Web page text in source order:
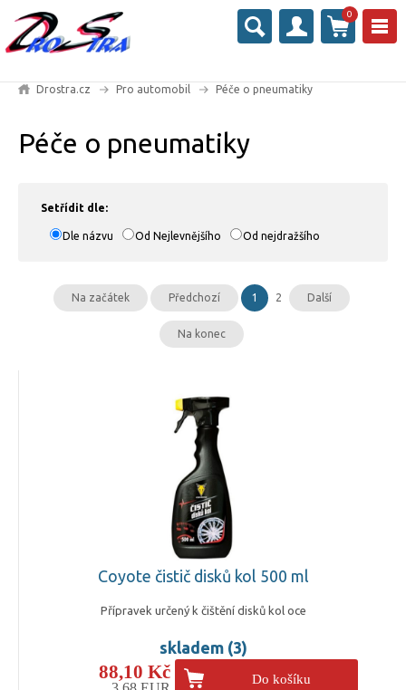
0
Drostra.cz Pro automobil Péče o pneumatiky
Péče o pneumatiky
Setřídit dle:
Dle názvu Od Nejlevnějšího Od nejdražšího
Na začátek Předchozí 1 2 Další
Na konec
Coyote čistič disků kol 500 ml
Přípravek určený k čištění disků kol oce
skladem (3)
88,10 Kč Do košíku